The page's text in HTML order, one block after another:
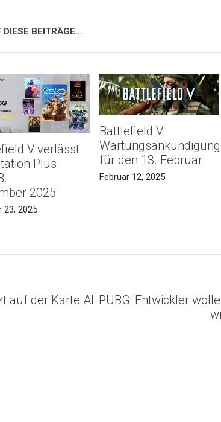
BEITRÄGE...
V verlässt
Plus
2025
23, 2025
Battlefield V:
Wartungsankündigung
für den 13. Februar
Februar 12, 2025
auf der Karte Al PUBG: Entwickler